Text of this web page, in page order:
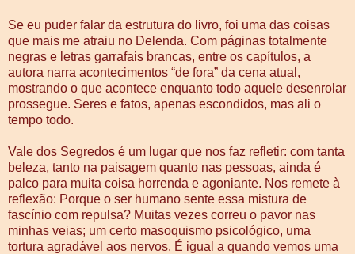
Se eu puder falar da estrutura do livro, foi uma das coisas
que mais me atraiu no Delenda. Com páginas totalmente
negras e letras garrafais brancas, entre os capítulos, a
autora narra acontecimentos “de fora” da cena atual,
mostrando o que acontece enquanto todo aquele desenrolar
prossegue. Seres e fatos, apenas escondidos, mas ali o
tempo todo.
Vale dos Segredos é um lugar que nos faz refletir: com tanta
beleza, tanto na paisagem quanto nas pessoas, ainda é
palco para muita coisa horrenda e agoniante. Nos remete à
reflexão: Porque o ser humano sente essa mistura de
fascínio com repulsa? Muitas vezes correu o pavor nas
minhas veias; um certo masoquismo psicológico, uma
tortura agradável aos nervos. É igual a quando vemos uma